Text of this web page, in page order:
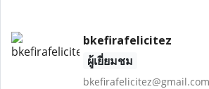
bkefirafelicitez
ผู้เยี่ยมชม
bkefirafelicitez@gmail.com